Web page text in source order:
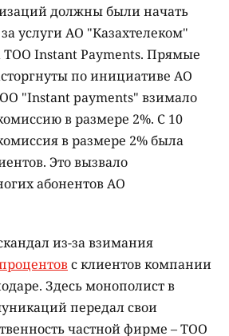
должны были начать
услуги АО "Казахтелеком"
ТОО Instant Payments. Прямые
по инициативе АО
"Instant payments" взимало
в размере 2%. С 10
в размере 2% была
Это вызвало
абонентов АО
из-за взимания
с клиентов компании
Здесь монополист в
передал свои
частной фирме – ТОО